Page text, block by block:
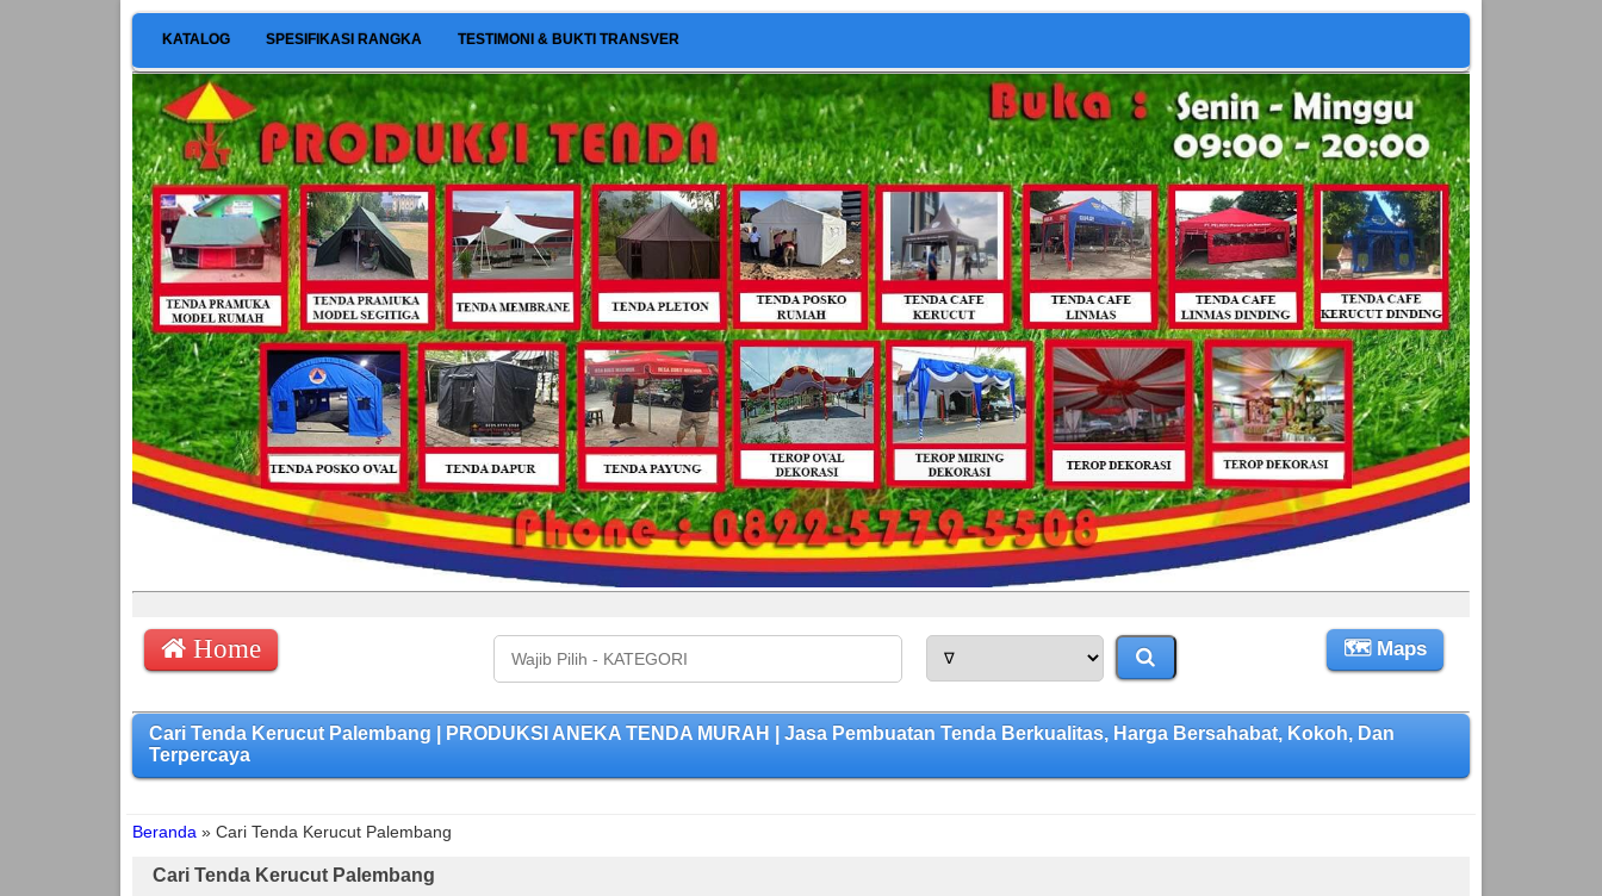
KATALOG SPESIFIKASI RANGKA TESTIMONI & BUKTI TRANSVER
Home 🗺 Maps
Cari Tenda Kerucut Palembang | PRODUKSI ANEKA TENDA MURAH | Jasa Pembuatan Tenda Berkualitas, Harga Bersahabat, Kokoh, Dan
Terpercaya
Beranda » Cari Tenda Kerucut Palembang
Cari Tenda Kerucut Palembang